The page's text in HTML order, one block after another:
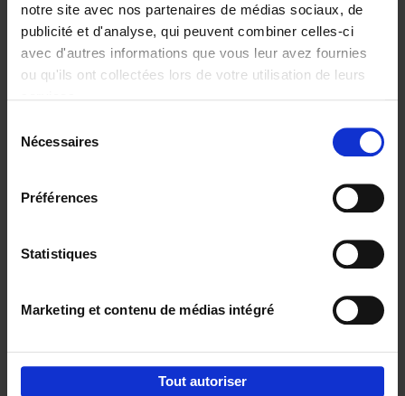
notre site avec nos partenaires de médias sociaux, de
publicité et d'analyse, qui peuvent combiner celles-ci
avec d'autres informations que vous leur avez fournies
ou qu'ils ont collectées lors de votre utilisation de leurs
Nécessaires
Préférences
Statistiques
Marketing et contenu de médias intégré
Tout autoriser
€37,50
Building Bonds = Building